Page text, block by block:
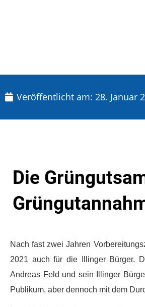
Veröffentlicht am: 28. Januar
Die
Nach fast zwei Jahren
2021 auch für die Illinger Bürger.
Andreas Feld und sein Illinger
Publikum, aber dennoch mit dem